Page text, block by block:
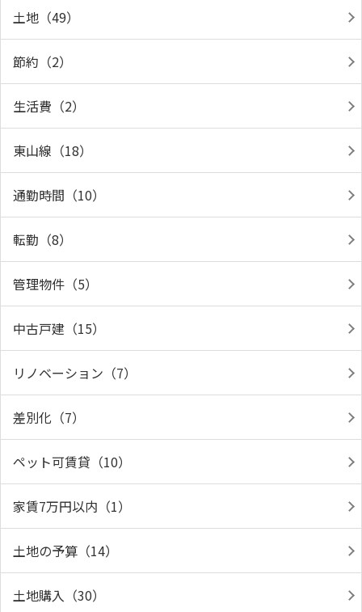
土地（49）
節約（2）
生活費（2）
東山線（18）
通勤時間（10）
転勤（8）
管理物件（5）
中古戸建（15）
リノベーション（7）
差別化（7）
ペット可賃貸（10）
家賃7万円以内（1）
土地の予算（14）
土地購入（30）